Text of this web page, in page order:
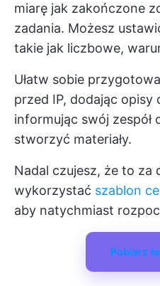
miarę jak zakończone
zadania. Możesz
takie jak liczbowe,
Ułatw sobie
przed IP, dodając opisy
informując swój zespół
stworzyć materiały.
Nadal czujesz, że to za
wykorzystać szablon
aby natychmiast
Pobierz